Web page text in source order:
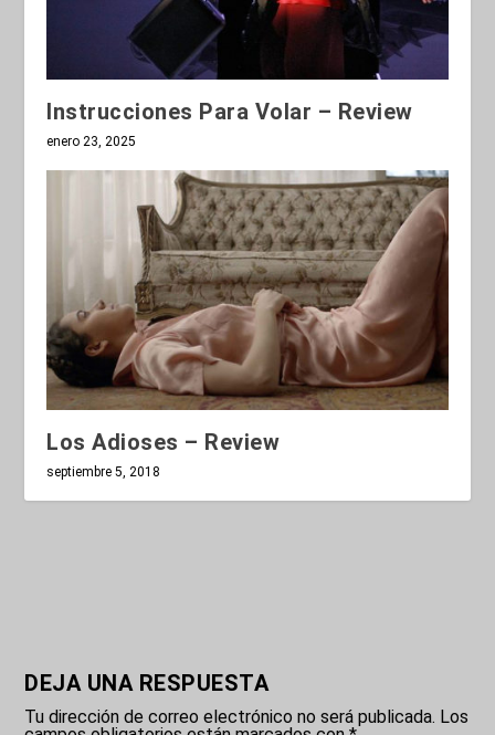
Instrucciones Para Volar – Review
enero 23, 2025
Los Adioses – Review
septiembre 5, 2018
DEJA UNA RESPUESTA
Tu dirección de correo electrónico no será publicada. Los